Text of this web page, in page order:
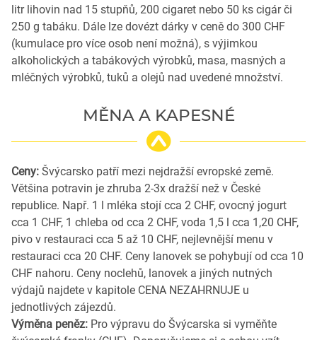
litr lihovin nad 15 stupňů, 200 cigaret nebo 50 ks cigár či
250 g tabáku. Dále lze dovézt dárky v ceně do 300 CHF
(kumulace pro více osob není možná), s výjimkou
alkoholických a tabákových výrobků, masa, masných a
mléčných výrobků, tuků a olejů nad uvedené množství.
MĚNA A KAPESNÉ
Ceny: Švýcarsko patří mezi nejdražší evropské země.
Většina potravin je zhruba 2-3x dražší než v České
republice. Např. 1 l mléka stojí cca 2 CHF, ovocný jogurt
cca 1 CHF, 1 chleba od cca 2 CHF, voda 1,5 l cca 1,20 CHF,
pivo v restauraci cca 5 až 10 CHF, nejlevnější menu v
restauraci cca 20 CHF. Ceny lanovek se pohybují od cca 10
CHF nahoru. Ceny noclehů, lanovek a jiných nutných
výdajů najdete v kapitole CENA NEZAHRNUJE u
jednotlivých zájezdů.
Výměna peněz: Pro výpravu do Švýcarska si vyměňte